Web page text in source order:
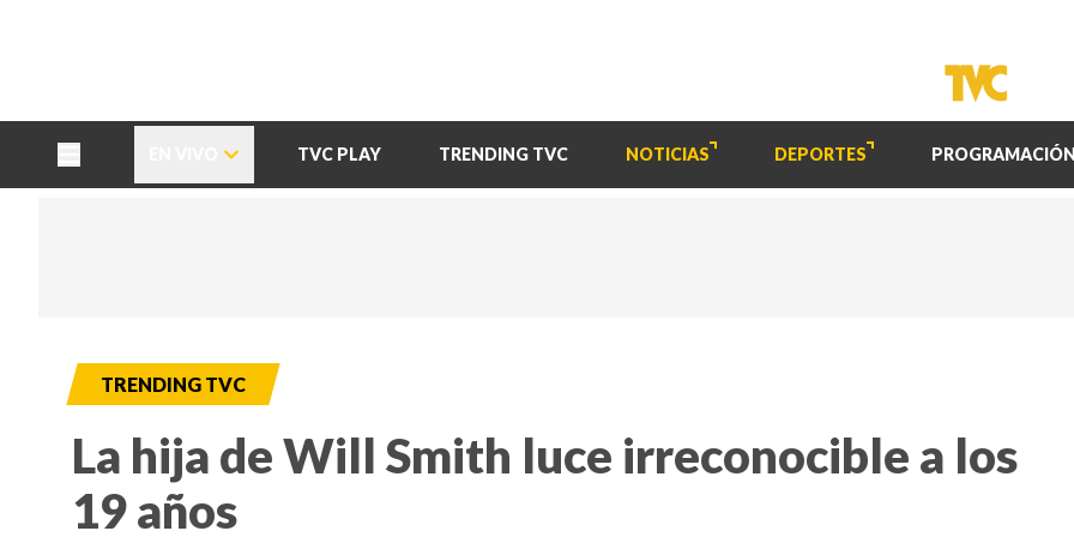
TVC PLAY TRENDING TVC NOTICIAS DEPORTES PROGRAMACIÓN
TRENDING TVC
La hija de Will Smith luce irreconocible a los
19 años